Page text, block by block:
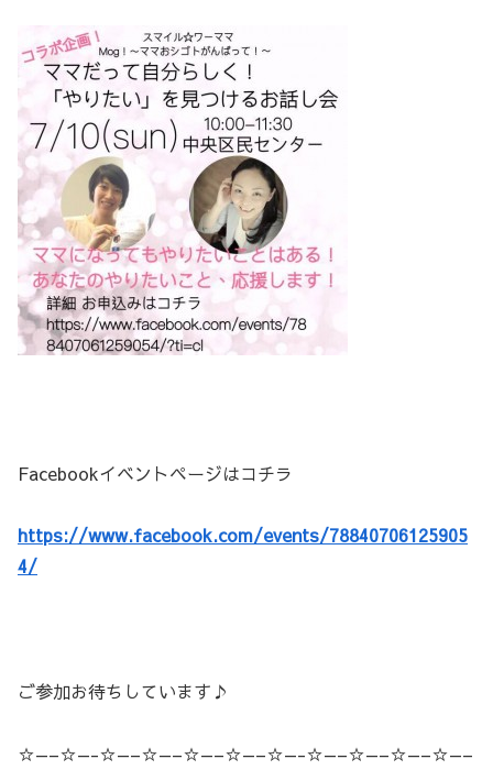
Facebookイベントページはコチラ
https://www.facebook.com/events/78840706125905
4/
ご参加お待ちしています♪
☆—–☆—-☆—–☆—–☆—–☆—–☆—-☆—–☆—–☆—–☆—–